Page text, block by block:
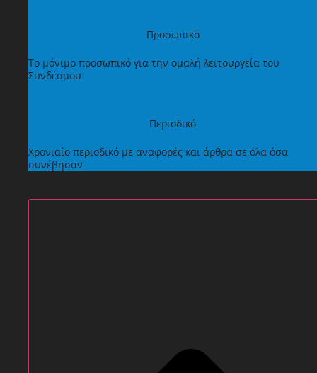
Προσωπικό
Το μόνιμο προσωπικό για την ομαλή λειτουργεία του
Συνδέσμου
Περιοδικό
Χρονιαίο περιοδικό με αναφορές και άρθρα σε όλα όσα
συνέβησαν